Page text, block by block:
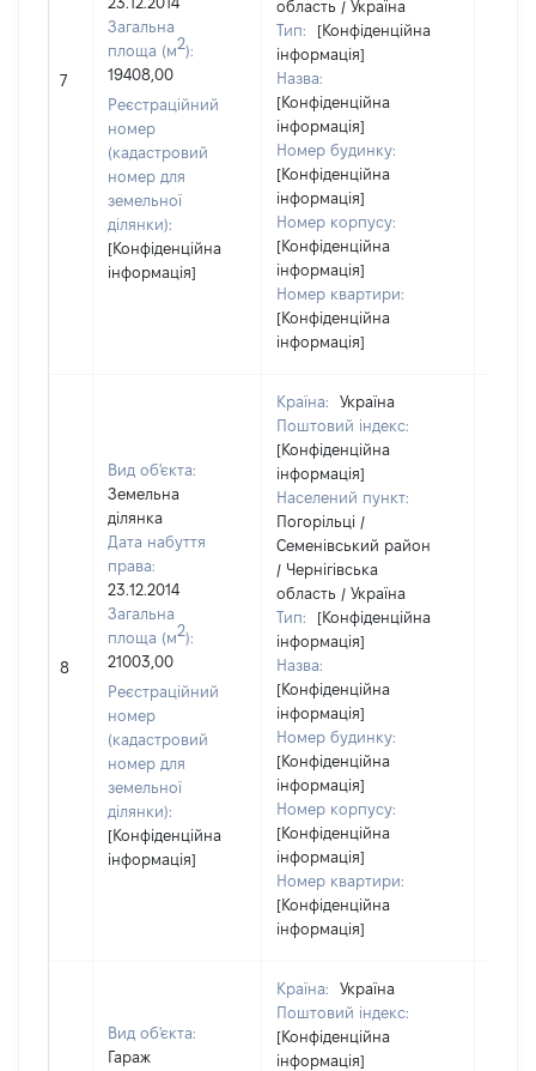
7
Загальна
площа (м2):
19408,00
Реєстраційний
номер
(кадастровий
номер для
земельної
ділянки):
[Конфіденційна
інформація]
область / Україна
Тип:
[Конфіденційна
інформація]
Назва:
[Конфіденційна
інформація]
Номер будинку:
[Конфіденційна
інформація]
Номер корпусу:
[Конфіденційна
інформація]
Номер квартири:
[Конфіденційна
інформація]
8
Вид об'єкта:
Земельна
ділянка
Дата набуття
права:
23.12.2014
Загальна
площа (м2):
21003,00
Реєстраційний
номер
(кадастровий
номер для
земельної
ділянки):
[Конфіденційна
інформація]
Країна:
Україна
Поштовий індекс:
[Конфіденційна
інформація]
Населений пункт:
Погорільці /
Семенівський район
/ Чернігівська
область / Україна
Тип:
[Конфіденційна
інформація]
Назва:
[Конфіденційна
інформація]
Номер будинку:
[Конфіденційна
інформація]
Номер корпусу:
[Конфіденційна
інформація]
Номер квартири:
[Конфіденційна
інформація]
Вид об'єкта:
Гараж
Країна:
Україна
Поштовий індекс:
[Конфіденційна
інформація]